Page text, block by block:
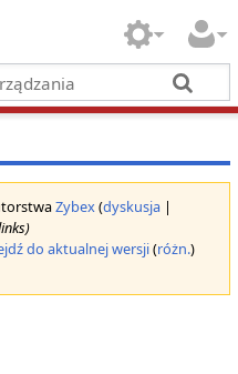
Zybex(dyskusja|
do aktualnej wersji(różn.)